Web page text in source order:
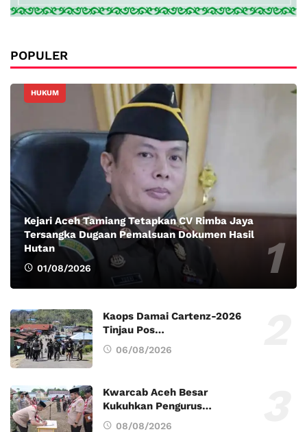
POPULER
HUKUM
Kejari Aceh Tamiang Tetapkan CV Rimba Jaya
Tersangka Dugaan Pemalsuan Dokumen Hasil
Hutan
01/08/2026
Kaops Damai Cartenz-2026
Tinjau Pos…
06/08/2026
Kwarcab Aceh Besar
Kukuhkan Pengurus…
08/08/2026